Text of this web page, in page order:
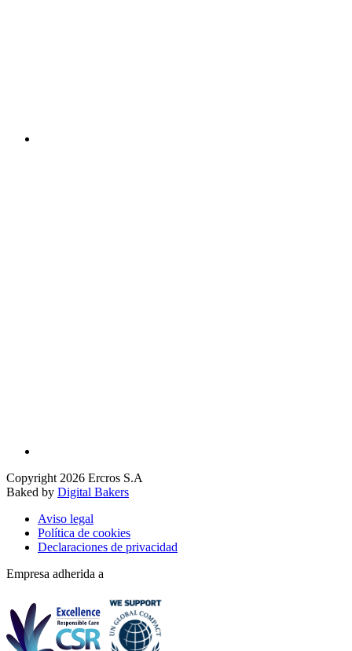
Copyright 2026 Ercros S.A
Baked by Digital Bakers
Aviso legal
Política de cookies
Declaraciones de privacidad
Empresa adherida a